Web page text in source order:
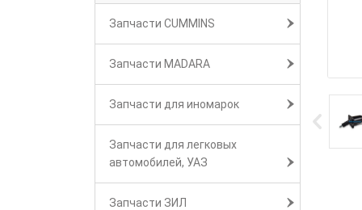
Запчасти CUMMINS
Запчасти MADARA
Запчасти для иномарок
Запчасти для легковых
автомобилей, УАЗ
Запчасти ЗИЛ